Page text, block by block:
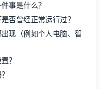
事是什么？
否曾经正常运行过？
现（例如个人电脑、智
？